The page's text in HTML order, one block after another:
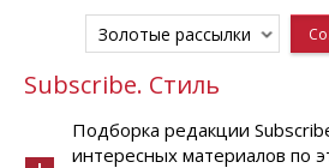
Золотые рассылки
Subscribe. Стиль
Подборка редакции
интересных материалов по